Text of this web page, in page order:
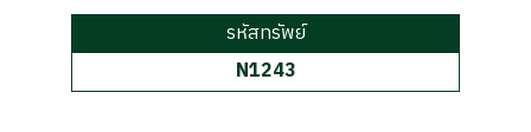
รหัสทรัพย์
N1243